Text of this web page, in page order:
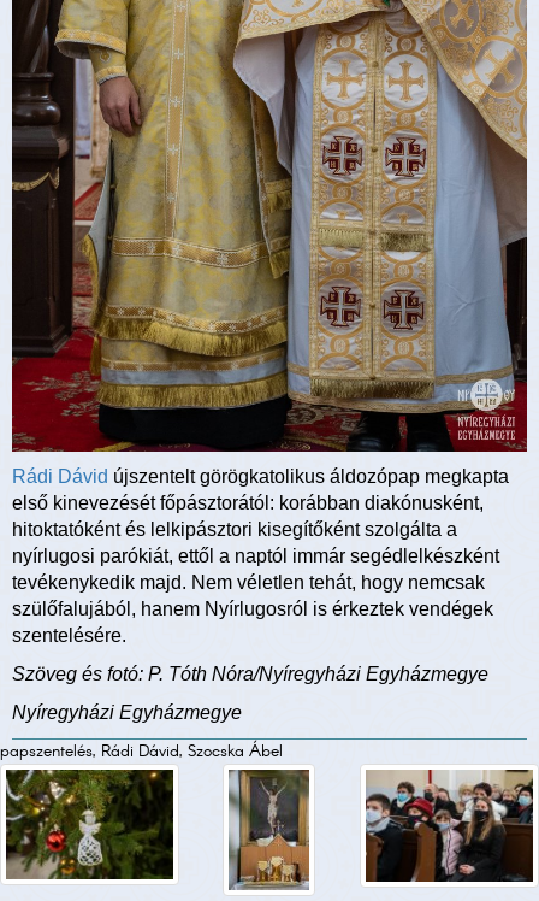
Rádi Dávid újszentelt görögkatolikus áldozópap megkapta
első kinevezését főpásztorától: korábban diakónusként,
hitoktatóként és lelkipásztori kisegítőként szolgálta a
nyírlugosi parókiát, ettől a naptól immár segédlelkészként
tevékenykedik majd. Nem véletlen tehát, hogy nemcsak
szülőfalujából, hanem Nyírlugosról is érkeztek vendégek
szentelésére.
Szöveg és fotó: P. Tóth Nóra/Nyíregyházi Egyházmegye
Nyíregyházi Egyházmegye
papszentelés, Rádi Dávid, Szocska Ábel